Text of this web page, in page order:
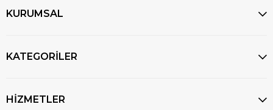
KURUMSAL
KATEGORİLER
HİZMETLER